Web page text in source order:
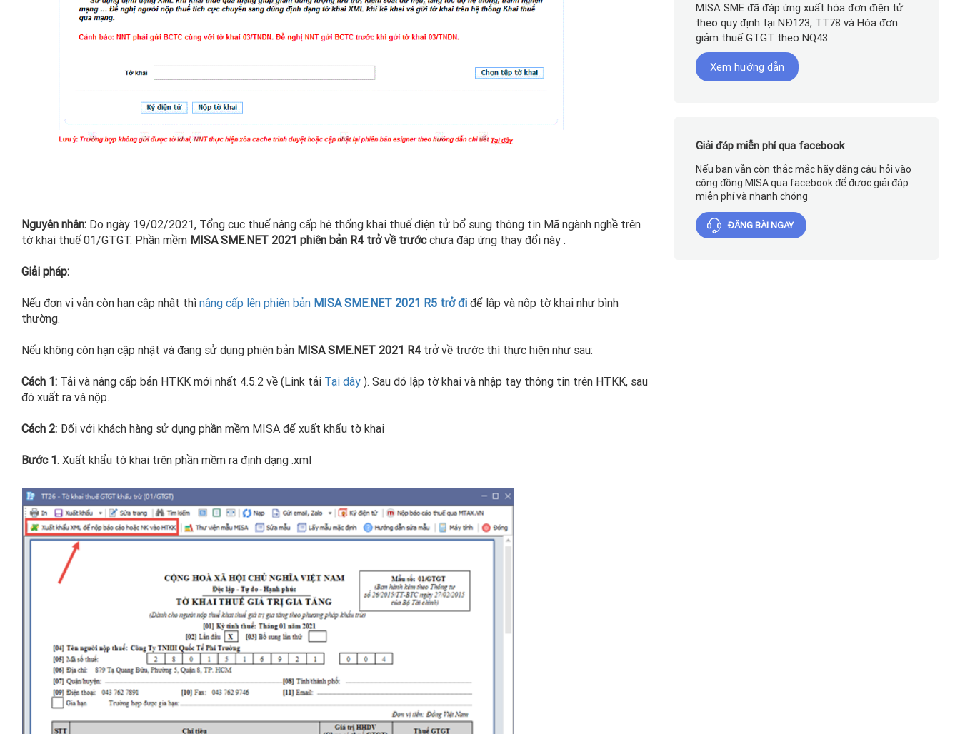
Nguyên nhân: Do ngày 19/02/2021, Tổng cục thuế nâng cấp hệ thống khai thuế điện tử bổ sung thông tin Mã ngành nghề trên
tờ khai thuế 01/GTGT. Phần mềm MISA SME.NET 2021 phiên bản R4 trở về trướcchưa đáp ứng thay đổi này .
Giải pháp:
Nếu đơn vị vẫn còn hạn cập nhật thì nâng cấp lên phiên bản MISA SME.NET 2021 R5 trở đi để lập và nộp tờ khai như bình
thường.
Nếu không còn hạn cập nhật và đang sử dụng phiên bản MISA SME.NET 2021 R4trở về trước thì thực hiện như sau:
Cách 1: Tải và nâng cấp bản HTKK mới nhất 4.5.2 về (Link tải Tại đây ). Sau đó lập tờ khai và nhập tay thông tin trên HTKK, sau
đó xuất ra và nộp.
Cách 2: Đối với khách hàng sử dụng phần mềm MISA để xuất khẩu tờ khai
Bước 1. Xuất khẩu tờ khai trên phần mềm ra định dạng .xml
MISA SME đã đáp ứng xuất hóa đơn điện tử
theo quy định tại NĐ123, TT78 và Hóa đơn
giảm thuế GTGT theo NQ43.
Xem hướng dẫn
Giải đáp miễn phí qua facebook
Nếu bạn vẫn còn thắc mắc hãy đăng câu hỏi vào
cộng đồng MISA qua facebook để được giải đáp
miễn phí và nhanh chóng
ĐĂNG BÀI NGAY